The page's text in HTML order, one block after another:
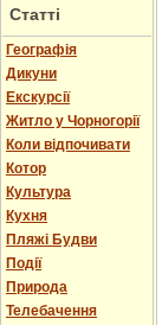
Статті
Географія
Дикуни
Екскурсії
Житло у Чорногорії
Коли відпочивати
Котор
Культура
Кухня
Пляжі Будви
Події
Природа
Телебачення